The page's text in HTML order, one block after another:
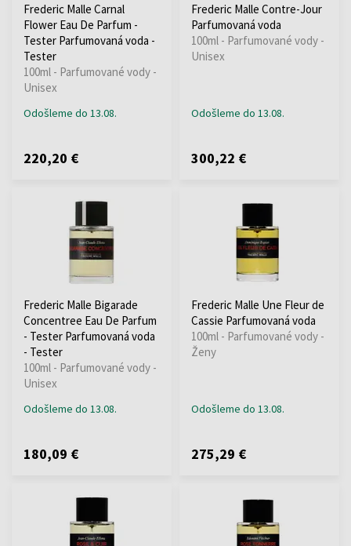
Frederic Malle Carnal
Flower Eau De Parfum -
Tester Parfumovaná voda -
Tester
100ml - Parfumované vody -
Unisex
Odošleme do 13.08.
220,20 €
Frederic Malle Contre-Jour
Parfumovaná voda
100ml - Parfumované vody -
Unisex
Odošleme do 13.08.
300,22 €
Frederic Malle Bigarade
Concentree Eau De Parfum
- Tester Parfumovaná voda
- Tester
100ml - Parfumované vody -
Unisex
Odošleme do 13.08.
180,09 €
Frederic Malle Une Fleur de
Cassie Parfumovaná voda
100ml - Parfumované vody -
Ženy
Odošleme do 13.08.
275,29 €